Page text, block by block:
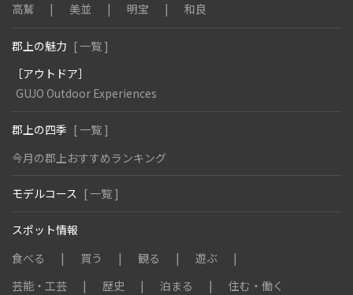
高鷲
美並 明宝 和良
郡上の魅力 [ 一覧 ]
［アウトドア］
GUJO Outdoor Experiences
郡上の四季 [ 一覧 ]
今月の郡上おすすめランキング
モデルコース [ 一覧 ]
スポット情報
食べる
買う 観る
遊ぶ
芸能・工芸
歴史 泊まる 住む・働く